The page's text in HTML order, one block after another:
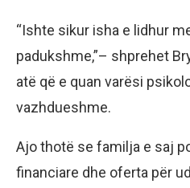
“Ishte sikur isha e lidhur
padukshme,”– shprehet
atë që e quan varësi
vazhdueshme.
Ajo thotë se familja e saj
financiare dhe oferta për